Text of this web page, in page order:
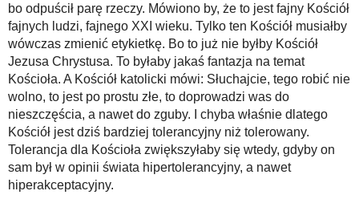
bo odpuścił parę rzeczy. Mówiono by, że to jest fajny Kościół
fajnych ludzi, fajnego XXI wieku. Tylko ten Kościół musiałby
wówczas zmienić etykietkę. Bo to już nie byłby Kościół
Jezusa Chrystusa. To byłaby jakaś fantazja na temat
Kościoła. A Kościół katolicki mówi: Słuchajcie, tego robić nie
wolno, to jest po prostu złe, to doprowadzi was do
nieszczęścia, a nawet do zguby. I chyba właśnie dlatego
Kościół jest dziś bardziej tolerancyjny niż tolerowany.
Tolerancja dla Kościoła zwiększyłaby się wtedy, gdyby on
sam był w opinii świata hipertolerancyjny, a nawet
hiperakceptacyjny.